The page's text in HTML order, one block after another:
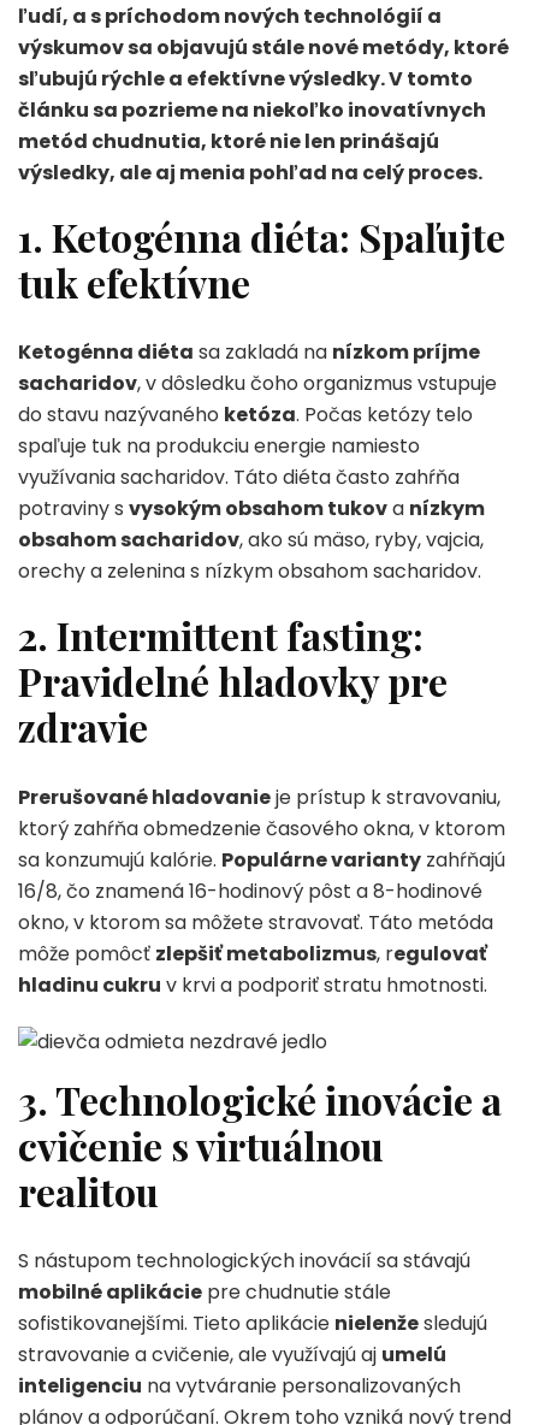
ľudí, a s príchodom nových technológií a
výskumov sa objavujú stále nové metódy, ktoré
sľubujú rýchle a efektívne výsledky. V tomto
článku sa pozrieme na niekoľko inovatívnych
metód chudnutia, ktoré nie len prinášajú
výsledky, ale aj menia pohľad na celý proces.
1. Ketogénna diéta: Spaľujte
tuk efektívne
Ketogénna diéta sa zakladá na nízkom príjme
sacharidov, v dôsledku čoho organizmus vstupuje
do stavu nazývaného ketóza. Počas ketózy telo
spaľuje tuk na produkciu energie namiesto
využívania sacharidov. Táto diéta často zahŕňa
potraviny s vysokým obsahom tukova nízkym
obsahom sacharidov, ako sú mäso, ryby, vajcia,
orechy a zelenina s nízkym obsahom sacharidov.
2. Intermittent fasting:
Pravidelné hladovky pre
zdravie
Prerušované hladovanieje prístup k stravovaniu,
ktorý zahŕňa obmedzenie časového okna, v ktorom
sa konzumujú kalórie. Populárne varianty zahŕňajú
16/8, čo znamená 16-hodinový pôst a 8-hodinové
okno, v ktorom sa môžete stravovať. Táto metóda
môže pomôcť zlepšiť metabolizmus, regulovať
hladinu cukru v krvi a podporiť stratu hmotnosti.
3. Technologické inovácie a
cvičenie s virtuálnou
realitou
S nástupom technologických inovácií sa stávajú
mobilné aplikácie pre chudnutie stále
sofistikovanejšími. Tieto aplikácie nielenžesledujú
stravovanie a cvičenie, ale využívajú aj umelú
inteligenciu na vytváranie personalizovaných
plánov a odporúčaní. Okrem toho vzniká nový trend